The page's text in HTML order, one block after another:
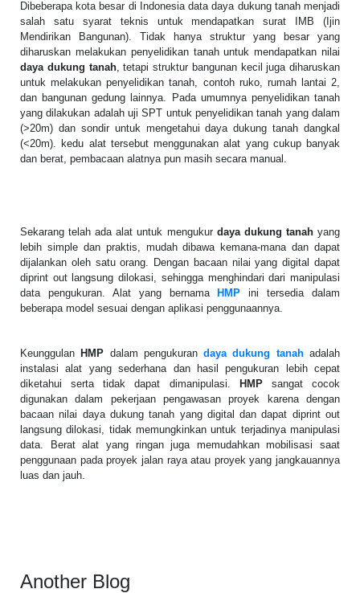
Dibeberapa kota besar di Indonesia data daya dukung tanah menjadi
salah satu syaratteknis untuk mendapatkan surat IMB (Ijin
Mendirikan Bangunan). Tidak hanya struktur yang besar yang
diharuskan melakukan penyelidikan tanah untuk mendapatkan nilai
daya dukung tanah, tetapi struktur bangunan kecil juga diharuskan
untuk melakukan penyelidikan tanah,
contoh ruko, rumah lantai 2,
dan bangunan gedung lainnya.
Pada umumnya penyelidikan tanah
yang dilakukan adalah uji SPT untuk penyelidikan tanah yang dalam
(>20m) dan sondir untuk mengetahui daya dukung tanah dangkal
(<20m).
kedu alat tersebut menggunakan alat yang cukup banyak
dan berat, pembacaan alatnya pun masih secara manual.
Sekarang telah ada alat untuk mengukur daya dukung tanahyang
lebih simple dan praktis, mudah dibawa kemana-mana dan dapat
dijalankan oleh satu orang. Dengan bacaan nilai yang digital dapat
diprint out langsung dilokasi, sehingga menghindari dari manipulasi
data pengukuran. Alat yang bernama
HMP
ini tersedia dalam
beberapa model sesuai dengan aplikasi penggunaannya.
Keunggulan HMP dalam pengukurandaya dukung tanah adalah
instalasi alat yang sederhana dan hasil pengukuran lebih cepat
diketahui serta tidak dapat dimanipulasi.
HMPsangat cocok
digunakan dalam pekerjaan pengawasan proyek karena dengan
bacaan nilai daya dukung tanah yang digital dan dapat diprint out
langsung dilokasi, tidak memungkinkan untuk terjadinya manipulasi
data. Berat alat yang ringan juga memudahkan mobilisasi saat
penggunaan pada proyek jalan raya atau proyek yang jangkauannya
luas dan jauh.
Another Blog